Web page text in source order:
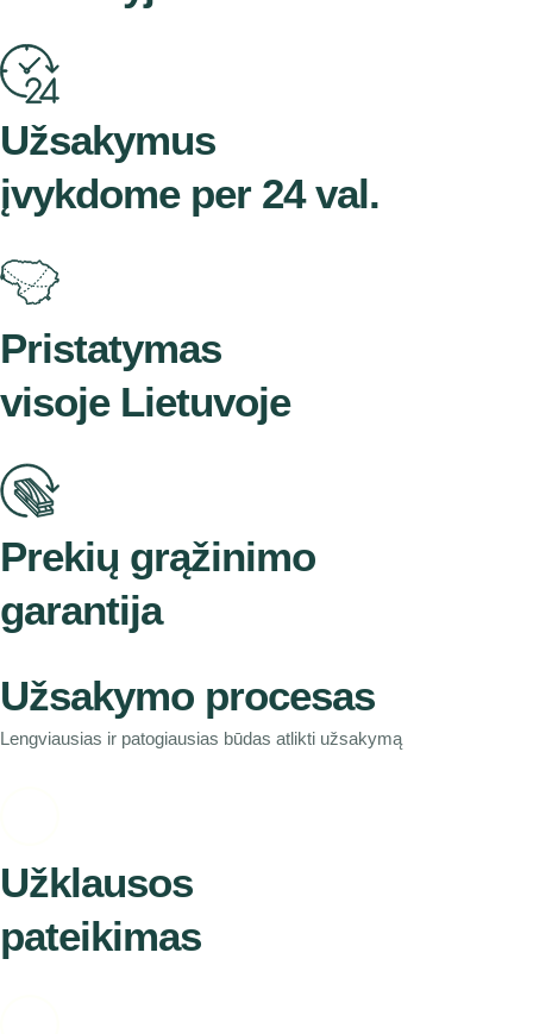
Užsakymus
įvykdome per 24 val.
Pristatymas
visoje Lietuvoje
Prekių grąžinimo
garantija
Užsakymo procesas
Lengviausias ir patogiausias būdas atlikti užsakymą
Užklausos
pateikimas